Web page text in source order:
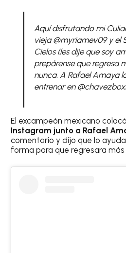
Aquí disfrutando mi
vieja @myriamev09 y el
Cielos (les dije que soy
prepárense que regresa
nunca. A Rafael Amaya
entrenar en
El excampeón mexicano
Instagram junto a Rafael
comentario y dijo que lo
forma para que regresara